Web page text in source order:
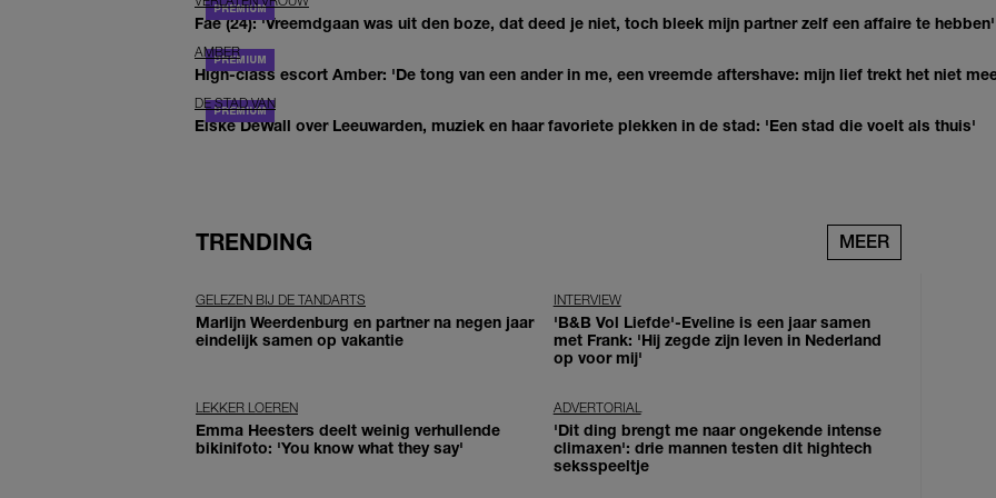
Fae (24): 'Vreemdgaan was uit den boze, dat deed je niet, toch bleek mijn partner zelf een affaire te hebben'
AMBER
High-class escort Amber: 'De tong van een ander in me, een vreemde aftershave: mijn lief trekt het niet
DE STAD VAN
Elske DeWall over Leeuwarden, muziek en haar favoriete plekken in de stad: 'Een stad die voelt als thuis'
TRENDING MEER
GELEZEN BIJ DE TANDARTS
Marlijn Weerdenburg en partner na negen jaar
eindelijk samen op vakantie
INTERVIEW
'B&B Vol Liefde'-Eveline is een jaar samen
met Frank: 'Hij zegde zijn leven in Nederland
op voor mij'
LEKKER LOEREN
Emma Heesters deelt weinig verhullende
bikinifoto: 'You know what they say'
ADVERTORIAL
'Dit ding brengt me naar ongekende intense
climaxen': drie mannen testen dit hightech
seksspeeltje